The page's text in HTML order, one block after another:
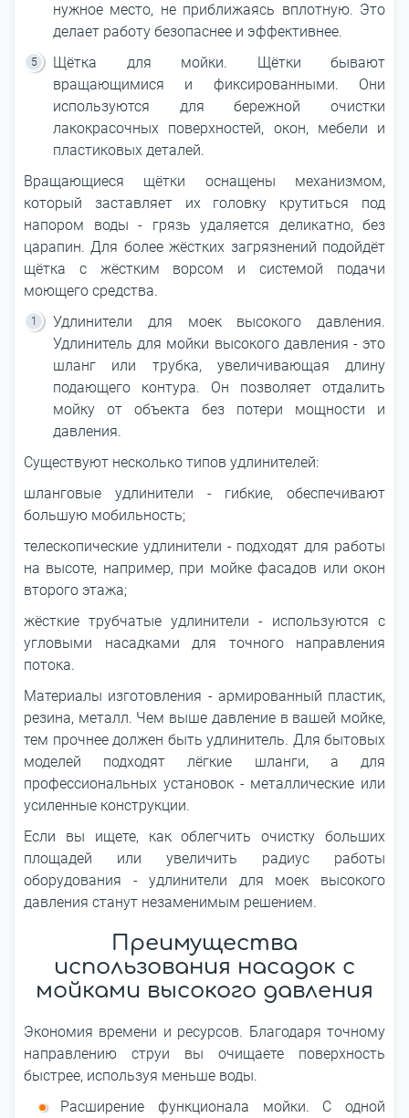
нужное место, не приближаясь вплотную. Это
делает работу безопаснее и эффективнее.
Щётка для мойки. Щётки бывают
вращающимися и фиксированными. Они
используются для бережной очистки
лакокрасочных поверхностей, окон, мебели и
пластиковых деталей.
Вращающиеся щётки оснащены механизмом,
который заставляет их головку крутиться под
напором воды - грязь удаляется деликатно, без
царапин. Для более жёстких загрязнений подойдёт
щётка с жёстким ворсом и системой подачи
моющего средства.
Удлинители для моек высокого давления.
Удлинитель для мойки высокого давления - это
шланг или трубка, увеличивающая длину
подающего контура. Он позволяет отдалить
мойку от объекта без потери мощности и
давления.
Существуют несколько типов удлинителей:
шланговые удлинители - гибкие, обеспечивают
большую мобильность;
телескопические удлинители - подходят для работы
на высоте, например, при мойке фасадов или окон
второго этажа;
жёсткие трубчатые удлинители - используются с
угловыми насадками для точного направления
потока.
Материалы изготовления - армированный пластик,
резина, металл. Чем выше давление в вашей мойке,
тем прочнее должен быть удлинитель. Для бытовых
моделей подходят лёгкие шланги, а для
профессиональных установок - металлические или
усиленные конструкции.
Если вы ищете, как облегчить очистку больших
площадей или увеличить радиус работы
оборудования - удлинители для моек высокого
давления станут незаменимым решением.
Преимущества
использования насадок с
мойками высокого давления
Экономия времени и ресурсов. Благодаря точному
направлению струи вы очищаете поверхность
быстрее, используя меньше воды.
Расширение функционала мойки. С одной